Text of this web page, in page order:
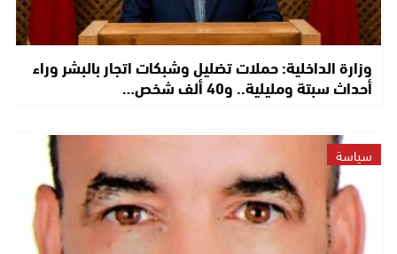
وزارة الداخلية: حملات تضليل وشبكات اتجار بالبشر وراء
أحداث سبتة ومليلية.. و40 ألف شخص…
سياسة